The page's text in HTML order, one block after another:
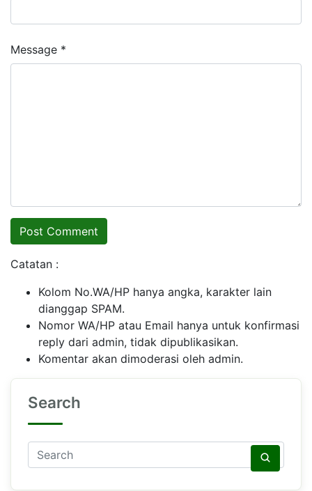
Message *
Catatan :
Kolom No.WA/HP hanya angka, karakter lain
dianggap SPAM.
Nomor WA/HP atau Email hanya untuk konfirmasi
reply dari admin, tidak dipublikasikan.
Komentar akan dimoderasi oleh admin.
Search